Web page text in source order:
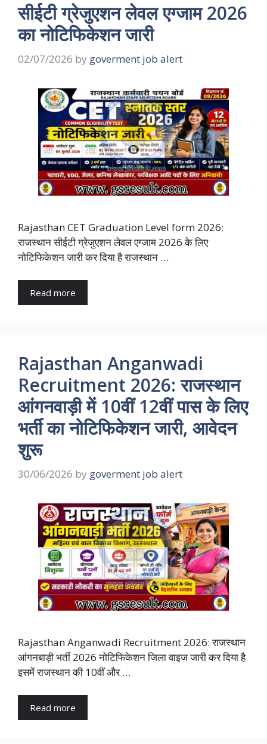
सीईटी ग्रेजुएशन लेवल एग्जाम 2026
का नोटिफिकेशन जारी
02/07/2026 by goverment job alert
Rajasthan CET Graduation Level form 2026:
राजस्थान सीईटी ग्रेजुएशन लेवल एग्जाम 2026 के लिए
नोटिफिकेशन जारी कर दिया है राजस्थान …
Read more
Rajasthan Anganwadi
Recruitment 2026: राजस्थान
आंगनवाड़ी में 10वीं 12वीं पास के लिए
भर्ती का नोटिफिकेशन जारी, आवेदन
शुरू
30/06/2026 by goverment job alert
Rajasthan Anganwadi Recruitment 2026: राजस्थान
आंगनबाड़ी भर्ती 2026 नोटिफिकेशन जिला वाइज जारी कर दिया है
इसमें राजस्थान की 10वीं और …
Read more